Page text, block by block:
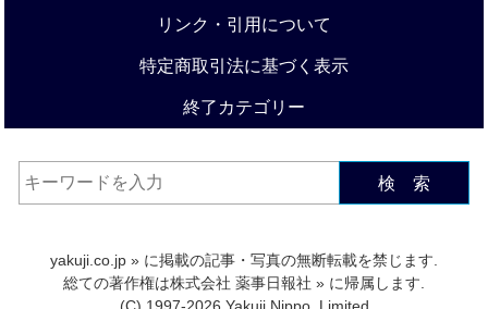
リンク・引用について
特定商取引法に基づく表示
終了カテゴリー
検 索
yakuji.co.jp » に掲載の記事・写真の無断転載を禁じます.
総ての著作権は株式会社 薬事日報社 » に帰属します.